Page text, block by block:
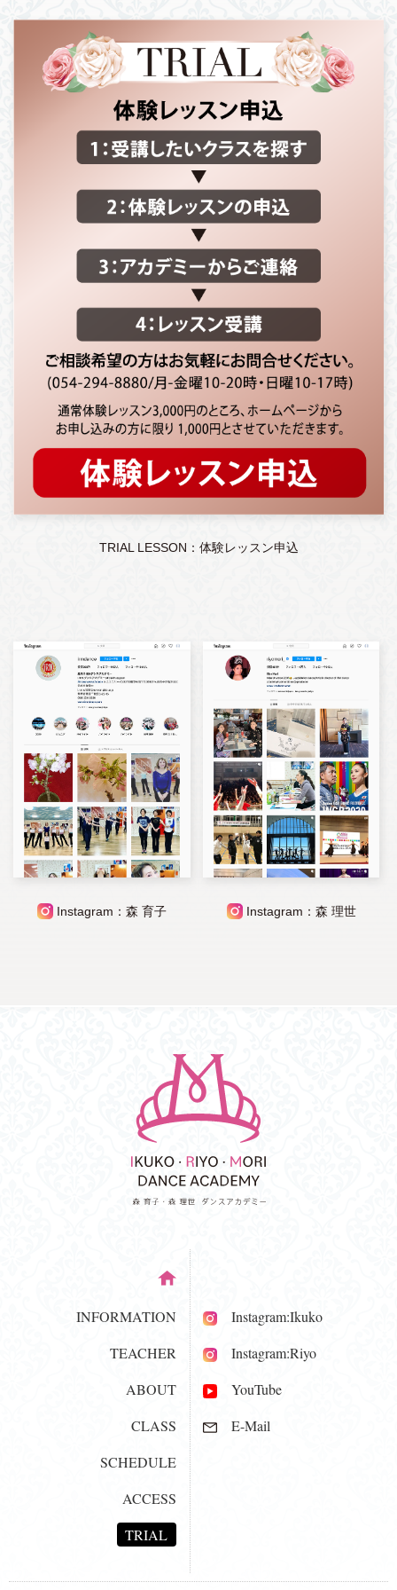
TRIAL LESSON：体験レッスン申込
Instagram：森 育子 Instagram：森 理世
INFORMATION
TEACHER
ABOUT
CLASS
SCHEDULE
ACCESS
TRIAL
Instagram:Ikuko
Instagram:Riyo
YouTube
E-Mail